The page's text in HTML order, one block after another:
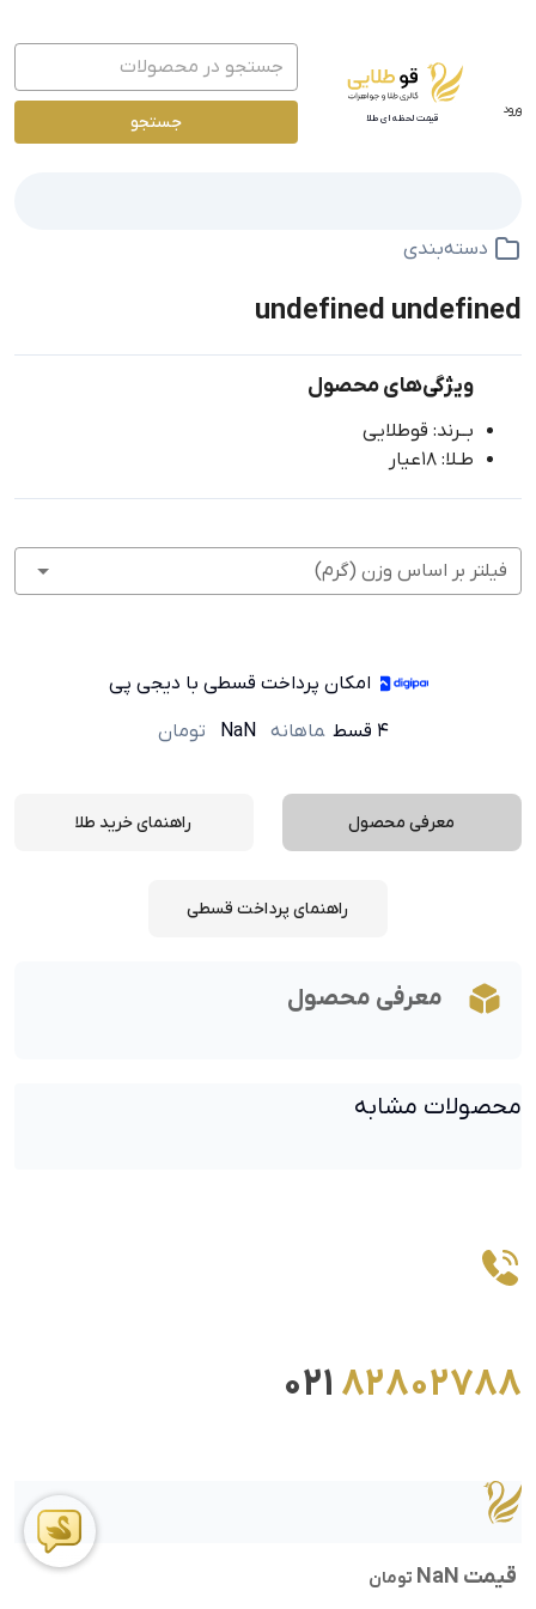
ورود
قیمت لحظه ای طلا جستجو
دسته‌بندی
undefined undefined
ویژگی‌های محصول
بــرند: قوطلایی
طـلا: 18عیار
فیلتر بر اساس وزن (گرم)
امکان پرداخت قسطی با دیجی پی
۴ قسط
ماهانه NaN تومان
قیمت NaN تومان
معرفی محصول راهنمای خرید طلا
راهنمای پرداخت قسطی
معرفی محصول
محصولات مشابه
82802788
021